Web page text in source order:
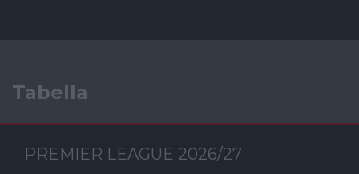
Tabella
PREMIER LEAGUE 2026/27